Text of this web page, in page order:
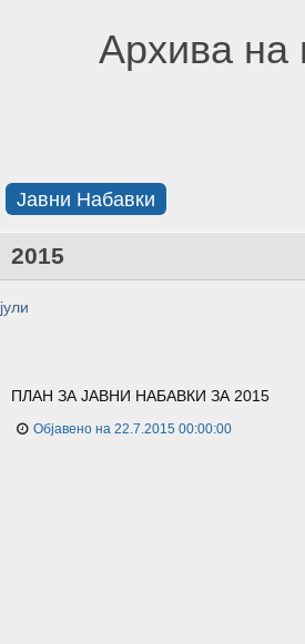
Архива на
Јавни Набавки
2015
јули
ПЛАН ЗА ЈАВНИ НАБАВКИ ЗА 2015
Објавенo на 22.7.2015 00:00:00